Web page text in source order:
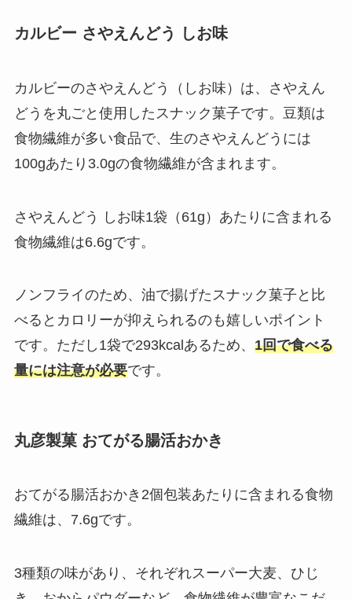
カルビー さやえんどう しお味
カルビーのさやえんどう（しお味）は、さやえん
どうを丸ごと使用したスナック菓子です。豆類は
食物繊維が多い食品で、生のさやえんどうには
100gあたり3.0gの食物繊維が含まれます。
さやえんどう しお味1袋（61g）あたりに含まれる
食物繊維は6.6gです。
ノンフライのため、油で揚げたスナック菓子と比
べるとカロリーが抑えられるのも嬉しいポイント
です。ただし1袋で293kcalあるため、 1回で食べる
量には注意が必要です。
丸彦製菓 おてがる腸活おかき
おてがる腸活おかき2個包装あたりに含まれる食物
繊維は、7.6gです。
3種類の味があり、それぞれスーパー大麦、ひじ